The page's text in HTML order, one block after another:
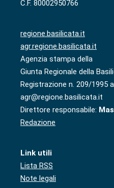
C.F. 80002950766
regione.basilicata.it
agr.regione.basilicata.it
Agenzia stampa della
Giunta Regionale della
Registrazione n. 209/1995
agr@regione.basilicata.it
Direttore responsabile:
Redazione
Link utili
Lista RSS
Note legali